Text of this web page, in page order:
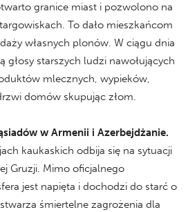
granice miast i pozwolono na
To dało mieszkańcom
własnych plonów. W ciągu dnia
głosy starszych ludzi nawołujących
mlecznych, wypieków,
domów skupując złom.
w Armenii i Azerbejdżanie.
kaukaskich odbija się na sytuacji
Gruzji. Mimo oficjalnego
jest napięta i dochodzi do starć o
śmiertelne zagrożenia dla